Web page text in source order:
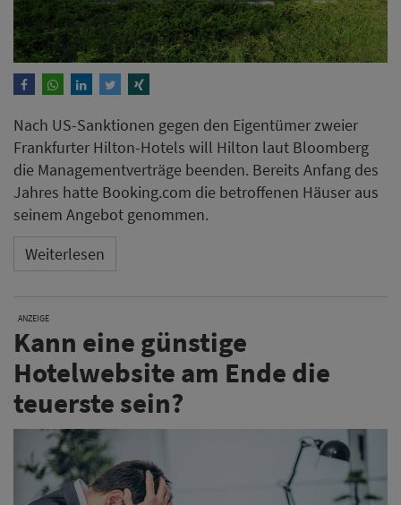
Nach US-Sanktionen gegen den Eigentümer zweier
Frankfurter Hilton-Hotels will Hilton laut Bloomberg
die Managementverträge beenden. Bereits Anfang des
Jahres hatte Booking.com die betroffenen Häuser aus
seinem Angebot genommen.
Weiterlesen
ANZEIGE
Kann eine günstige
Hotelwebsite am Ende die
teuerste sein?